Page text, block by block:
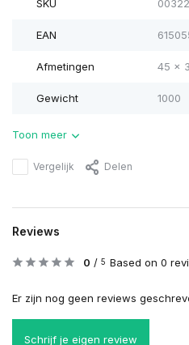
SKU
EAN
Afmetingen 45 x
Gewicht 1000
Toon meer
Vergelijk Delen
Reviews
0 / 5 Based on 0
Er zijn nog geen reviews
Schrijf je eigen review